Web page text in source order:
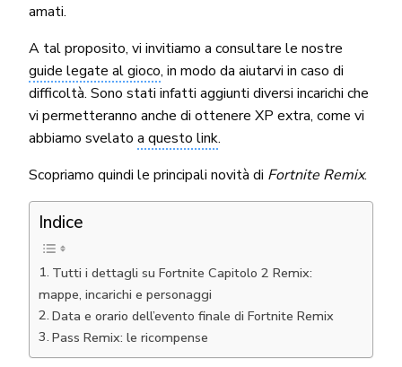
amati.
A tal proposito, vi invitiamo a consultare le nostre
guide legate al gioco, in modo da aiutarvi in caso di
difficoltà. Sono stati infatti aggiunti diversi incarichi che
vi permetteranno anche di ottenere XP extra, come vi
abbiamo svelato a questo link.
Scopriamo quindi le principali novità di Fortnite Remix.
Indice
Tutti i dettagli su Fortnite Capitolo 2 Remix:
mappe, incarichi e personaggi
Data e orario dell’evento finale di Fortnite Remix
Pass Remix: le ricompense